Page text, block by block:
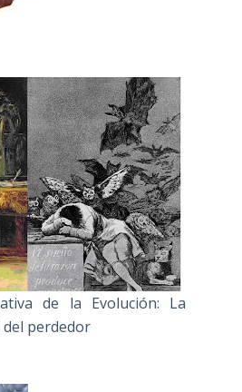
de la Evolución: La
perdedor